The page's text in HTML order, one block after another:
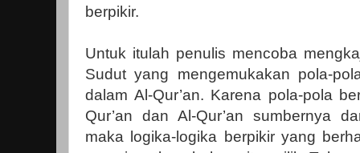
berpikir.
Untuk itulah penulis mencoba
Sudut yang mengemukakan pola-
dalam Al-Qur’an. Karena pola-pola
Qur’an dan Al-Qur’an sumbernya
maka logika-logika berpikir yang